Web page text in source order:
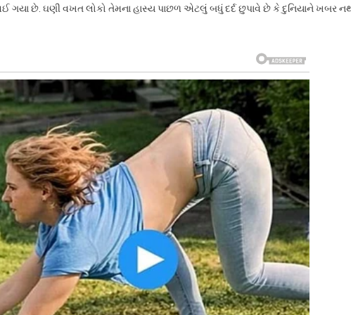
ગયા છે. ઘણી વખત લોકો તેમના હાસ્ય પાછળ એટલું બધું દર્દ છુપાવે છે કે દુનિયાને ખબર